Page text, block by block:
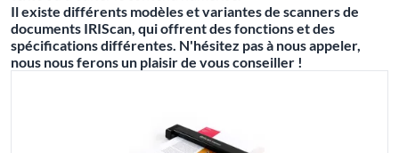
Il existe différents modèles et variantes de scanners de
documents IRIScan, qui offrent des fonctions et des
spécifications différentes. N'hésitez pas à nous appeler,
nous nous ferons un plaisir de vous conseiller !